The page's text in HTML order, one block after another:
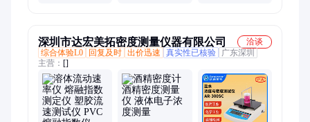
深圳市达宏美拓密度测量仪器有限公司
洽谈
综合体验L0
回复及时 出价迅速 真实性已核验
广东深圳
主营： []